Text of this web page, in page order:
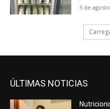
5 de
ÚLTIMAS NOTICIAS